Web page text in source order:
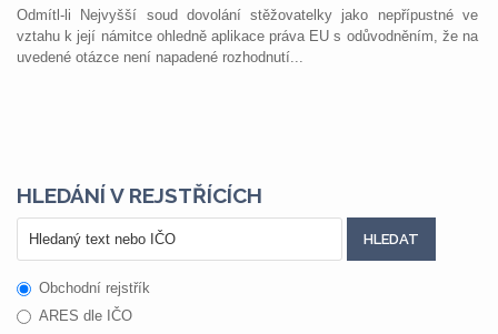
Odmítl-li Nejvyšší soud dovolání stěžovatelky jako nepřípustné ve
vztahu k její námitce ohledně aplikace práva EU s odůvodněním, že na
uvedené otázce není napadené rozhodnutí...
HLEDÁNÍ V REJSTŘÍCÍCH
Obchodní rejstřík
ARES dle IČO